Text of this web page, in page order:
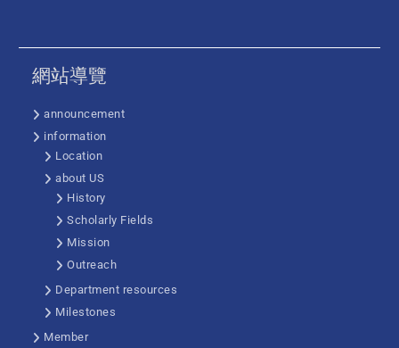
網站導覽
announcement
information
Location
about US
History
Scholarly Fields
Mission
Outreach
Department resources
Milestones
Member